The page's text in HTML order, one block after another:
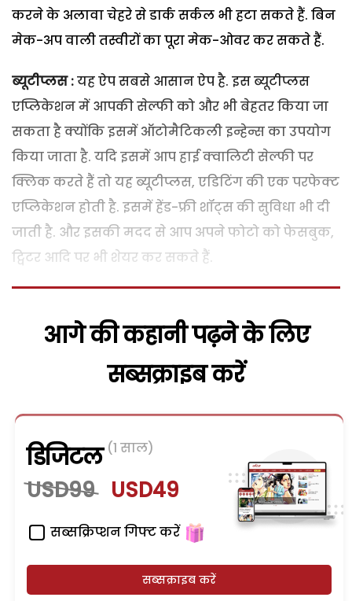
करने के अलावा चेहरे से डार्क सर्कल भी हटा सकते हैं. बिन
मेक-अप वाली तस्वीरों का पूरा मेक-ओवर कर सकते हैं.
ब्यूटीप्लस :यह ऐप सबसे आसान ऐप है. इस ब्यूटीप्लस
एप्लिकेशन में आपकी सेल्फी को और भी बेहतर किया जा
सकता है क्योंकि इसमें ऑटोमैटिकली इन्हेन्स का उपयोग
किया जाता है. यदि इसमें आप हाई क्वालिटी सेल्फी पर
क्लिक करते हैं तो यह ब्यूटीप्लस, एडिटिंग की एक परफेक्ट
एप्लिकेशन होती है. इसमें हेंड-फ्री शॉट्स की सुविधा भी दी
जाती है. और इसकी मदद से आप अपने फोटो को फेसबुक,
ट्विटर आदि पर भी शेयर कर सकते हैं.
आगे की कहानी पढ़ने के लिए
सब्सक्राइब करें
डिजिटल (1 साल)
USD99 USD49
सब्सक्रिप्शन गिफ्ट करें
सब्सक्राइब करें